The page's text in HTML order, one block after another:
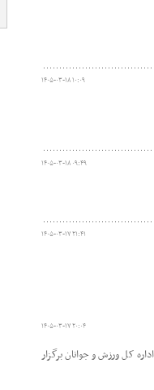
۱۴۰۵-۰۳-۱۸ ۱۰:۰۹
۱۴۰۵-۰۳-۱۸ ۰۹:۴۹
۱۴۰۵-۰۳-۱۷ ۲۱:۴۱
۱۴۰۵-۰۳-۱۷ ۲۰:۰۴
کل ورزش و جوانان برگزار